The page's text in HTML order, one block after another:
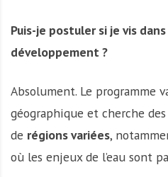
Puis-je postuler si je vis
développement ?
Absolument. Le programme
géographique et cherche
de régions variées,
où les enjeux de l’eau sont